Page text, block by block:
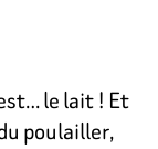
le lait ! Et
poulailler,